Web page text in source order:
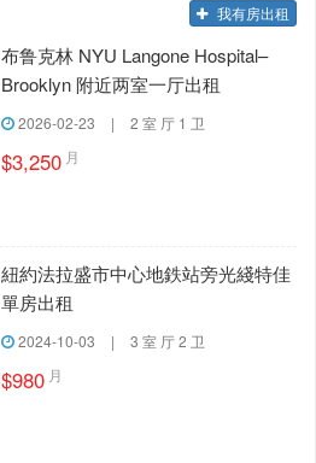
我有房出租
布鲁克林 NYU Langone Hospital–
Brooklyn 附近两室一厅出租
2026-02-23 | 2 室 厅 1 卫
$3,250 月
紐約法拉盛市中心地鉄站旁光綫特佳
單房出租
2024-10-03 | 3 室 厅 2 卫
$980 月